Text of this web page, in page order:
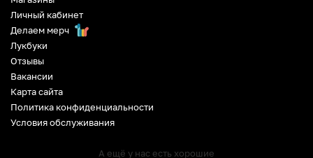
Личный кабинет
Делаем мерч
Лукбуки
Отзывы
Вакансии
Карта сайта
Политика конфиденциальности
Условия обслуживания
А ещё у нас есть хорошие